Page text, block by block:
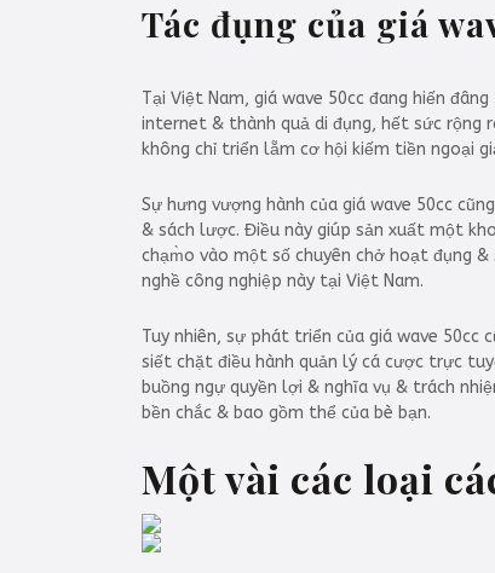
Tác đụng của giá
Tại Việt Nam, giá wave 50cc đang hiến
internet & thành quả di đụng, hết sức rộng
không chỉ triển lẵm cơ hội kiếm tiền ngoại
Sự hưng vượng hành của giá wave 50cc
& sách lược. Điều này giúp sản xuất một
chạm̀o vào một số chuyên chở hoạt đụng
nghề công nghiệp này tại Việt Nam.
Tuy nhiên, sự phát triển của giá wave 50cc
siết chặt điều hành quản lý cá cược trực
buồng ngự quyền lợi & nghĩa vụ & trách
bền chắc & bao gồm thể của bè bạn.
Một vài các loại